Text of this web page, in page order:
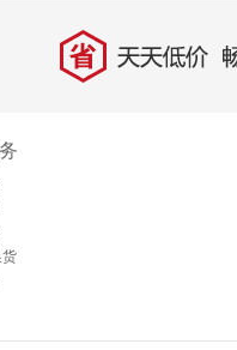
省 天天低价，畅